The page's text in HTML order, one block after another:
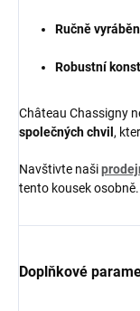
Ručně
Robustní
Château Chassigny
společných chvil ,
Navštivte naši
tento kousek osobně.
Doplňkové